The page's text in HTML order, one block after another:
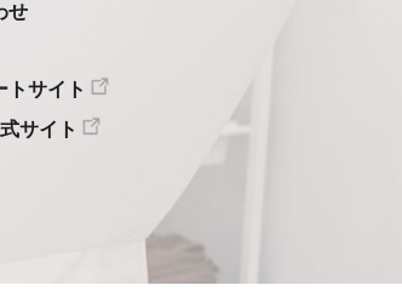
せ
トサイト
サイト